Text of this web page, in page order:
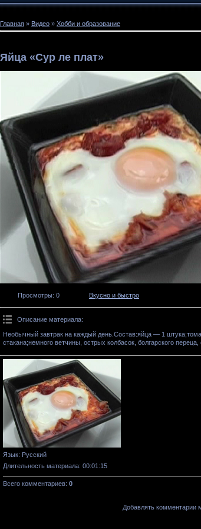
Главная » Видео » Хобби и образование
Яйца «Сур ле плат»
Просмотры: 0 Вкусно и быстро
Описание материала:
Необычный завтрак на каждый день.Состав:яйца — 1
стакана;немного ветчины, острых колбасок, болгарского переца,
Язык: Русский
Длительность материала: 00:01:15
Всего комментариев: 0
Добавлять комментарии